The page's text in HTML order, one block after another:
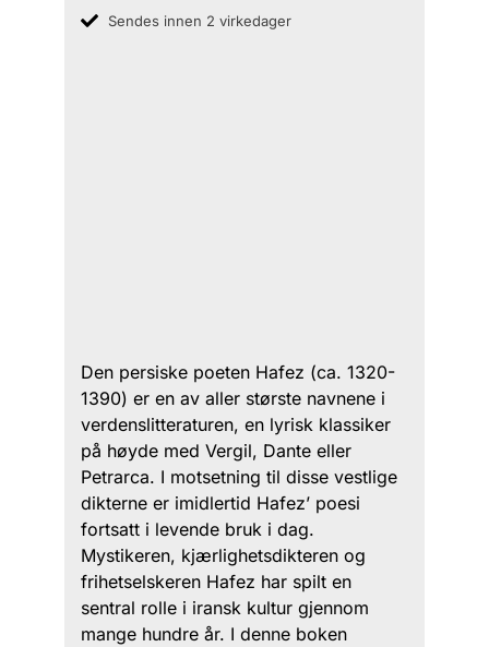
Sendes innen 2 virkedager
Den persiske poeten Hafez (ca. 1320-
1390) er en av aller største navnene i
verdenslitteraturen, en lyrisk klassiker
på høyde med Vergil, Dante eller
Petrarca. I motsetning til disse vestlige
dikterne er imidlertid Hafez’ poesi
fortsatt i levende bruk i dag.
Mystikeren, kjærlighetsdikteren og
frihetselskeren Hafez har spilt en
sentral rolle i iransk kultur gjennom
mange hundre år. I denne boken